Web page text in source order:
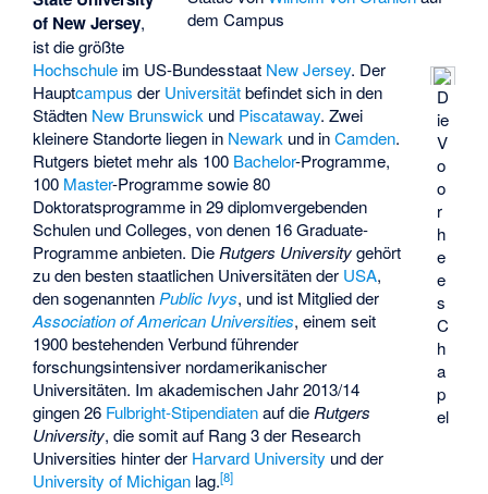
dem Campus
D
ie
V
o
o
r
h
e
e
s
C
h
a
p
el
of New Jersey,
ist die größte
Hochschule im US-Bundesstaat New Jersey. Der
Hauptcampus der Universitätbefindet sich in den
Städten New Brunswick und Piscataway. Zwei
kleinere Standorte liegen in Newark und inCamden.
Rutgers bietet mehr als 100 Bachelor-Programme,
100 Master-Programme sowie 80
Doktoratsprogramme in 29 diplomvergebenden
Schulen und Colleges, von denen 16 Graduate-
Programme anbieten. DieRutgers Universitygehört
zu den besten staatlichen Universitäten der USA,
den sogenanntenPublic Ivys, und ist Mitglied der
Association of American Universities, einem seit
1900 bestehenden Verbund führender
forschungsintensiver nordamerikanischer
Universitäten. Im akademischen Jahr 2013/14
gingen 26 Fulbright-Stipendiatenauf dieRutgers
University, die somit auf Rang 3 der Research
Universities hinter der Harvard University und der
University of Michigan lag.[8]